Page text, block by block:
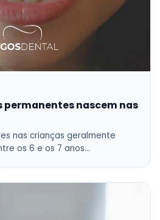
permanentes nascem nas
nas crianças geralmente
os 6 e os 7 anos…